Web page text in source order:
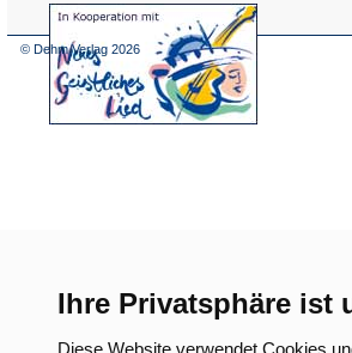
Ihre Privatsphäre ist
Diese Website verwendet Cookies
(Öffnet
in
© Dehm Verlag 2026